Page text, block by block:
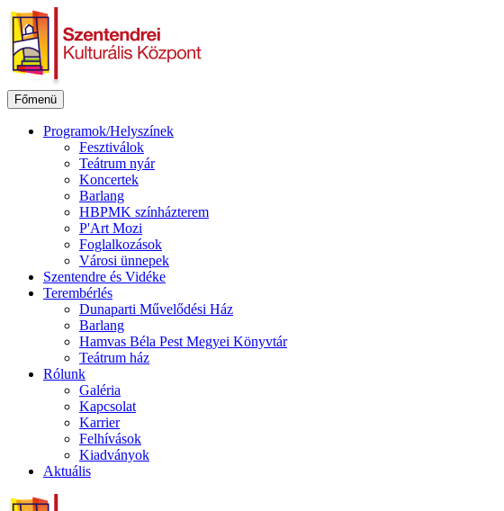
Ugrás
a
tartalomhoz
Főmenü
Programok/Helyszínek
Fesztiválok
Teátrum nyár
Koncertek
Barlang
HBPMK színházterem
P'Art Mozi
Foglalkozások
Városi ünnepek
Szentendre és Vidéke
Terembérlés
Dunaparti Művelődési Ház
Barlang
Hamvas Béla Pest Megyei Könyvtár
Teátrum ház
Rólunk
Galéria
Kapcsolat
Karrier
Felhívások
Kiadványok
Aktuális